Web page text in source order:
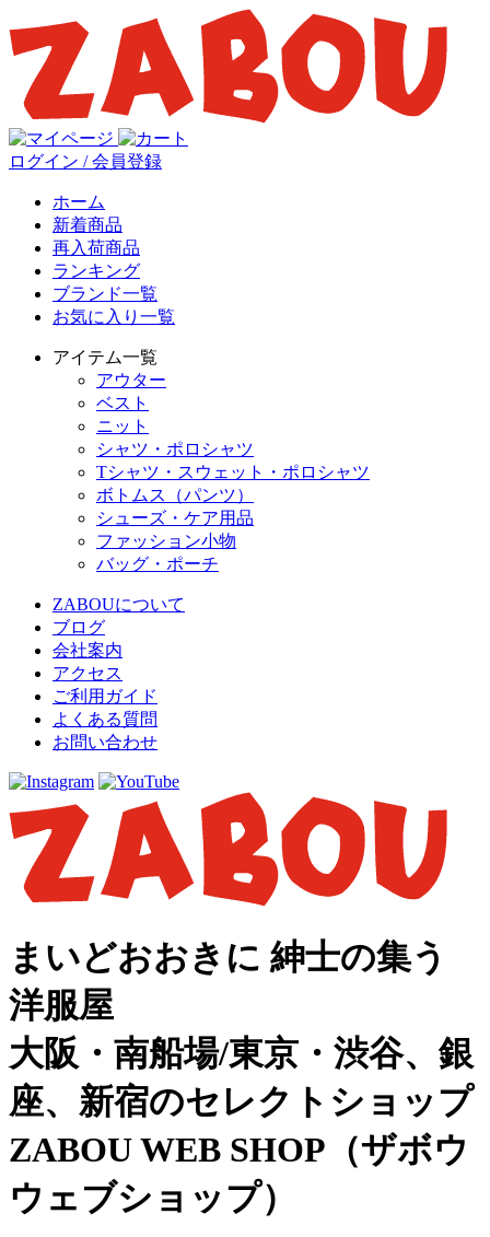
ログイン / 会員登録
ホーム
新着商品
再入荷商品
ランキング
ブランド一覧
お気に入り一覧
アイテム一覧
アウター
ベスト
ニット
シャツ・ポロシャツ
Tシャツ・スウェット・ポロシャツ
ボトムス（パンツ）
シューズ・ケア用品
ファッション小物
バッグ・ポーチ
ZABOUについて
ブログ
会社案内
アクセス
ご利用ガイド
よくある質問
お問い合わせ
まいどおおきに 紳士の集う
洋服屋
大阪・南船場/東京・渋谷、銀
座、新宿のセレクトショップ
ZABOU WEB SHOP（ザボウ
ウェブショップ）